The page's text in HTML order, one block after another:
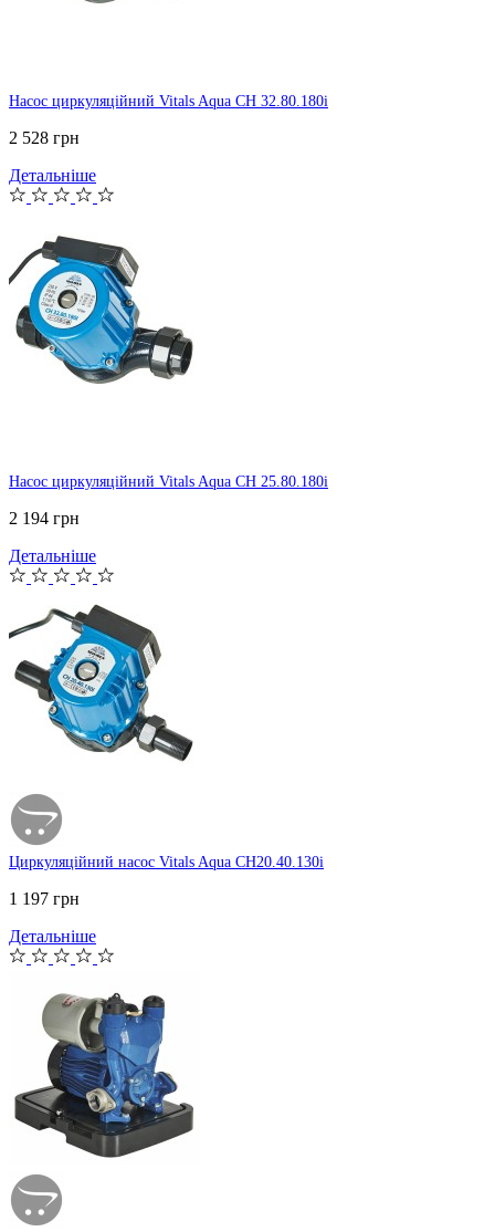
Насос циркуляційний Vitals Aqua CH 32.80.180i
2 528 грн
Детальніше
Насос циркуляційний Vitals Aqua CH 25.80.180i
2 194 грн
Детальніше
Циркуляційний насос Vitals Aqua CH20.40.130i
1 197 грн
Детальніше